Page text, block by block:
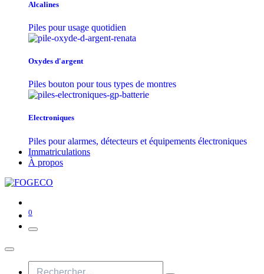
Alcalines
Piles pour usage quotidien
Oxydes d'argent
Piles bouton pour tous types de montres
Electroniques
Piles pour alarmes, détecteurs et équipements électroniques
Immatriculations
À propos
0